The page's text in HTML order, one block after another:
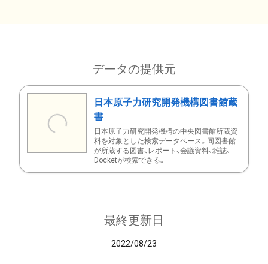
データの提供元
日本原子力研究開発機構図書館蔵
書
日本原子力研究開発機構の中央図書館所蔵資
料を対象とした検索データベース。同図書館
が所蔵する図書、レポート、会議資料、雑誌、
Docketが検索できる。
最終更新日
2022/08/23